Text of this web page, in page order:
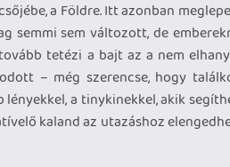
a Földre. Itt azonban
semmi sem változott, de
tetézi a bajt az a nem
– még szerencse, hogy
lényekkel, a tinykinekkel, akik
kaland az utazáshoz